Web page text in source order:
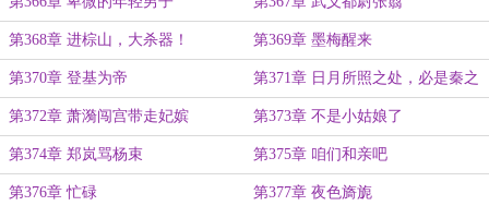
第368章 进棕山，大杀器！ 第369章 墨梅醒来
第370章 登基为帝 第371章 日月所照之处，必是秦之
疆土！
第372章 萧漪闯宫带走妃嫔 第373章 不是小姑娘了
第374章 郑岚骂杨束 第375章 咱们和亲吧
第376章 忙碌 第377章 夜色旖旎